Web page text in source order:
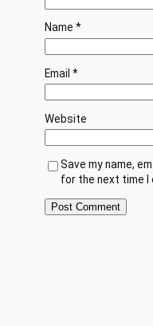
Name *
Email *
Website
Save my name,
for the next time I